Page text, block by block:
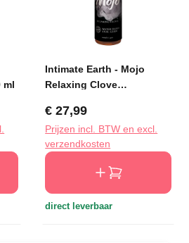
van 5 van 5 sterren
ml
Intimate Earth - Mojo
Relaxing Clove
120 ml
Normale prijs:
€ 27,99
Prijzen incl. BTW en excl.
verzendkosten
direct leverbaar